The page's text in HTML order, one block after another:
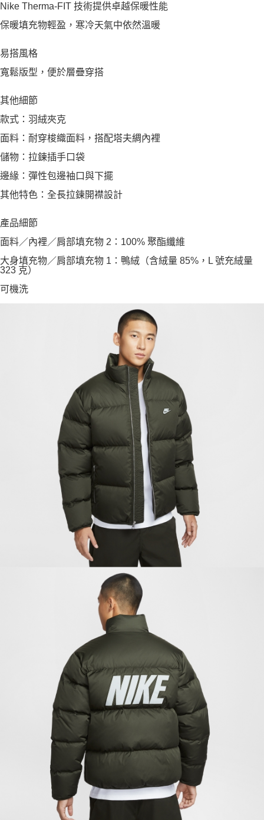
Nike Therma-FIT 技術提供卓越保暖性能
保暖填充物輕盈，寒冷天氣中依然溫暖
易搭風格
寬鬆版型，便於層疊穿搭
其他細節
款式：羽絨夾克
面料：耐穿梭織面料，搭配塔夫綢內裡
儲物：拉鍊插手口袋
邊緣：彈性包邊袖口與下擺
其他特色：全長拉鍊開襟設計
產品細節
面料／內裡／肩部填充物 2：100% 聚酯纖維
大身填充物／肩部填充物 1：鴨絨（含絨量 85%，L 號充絨量
323 克）
可機洗